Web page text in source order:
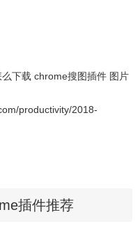
搜索，点击二箱的图标，
下载 chrome搜图插件 图片
productivity/2018-
插件推荐